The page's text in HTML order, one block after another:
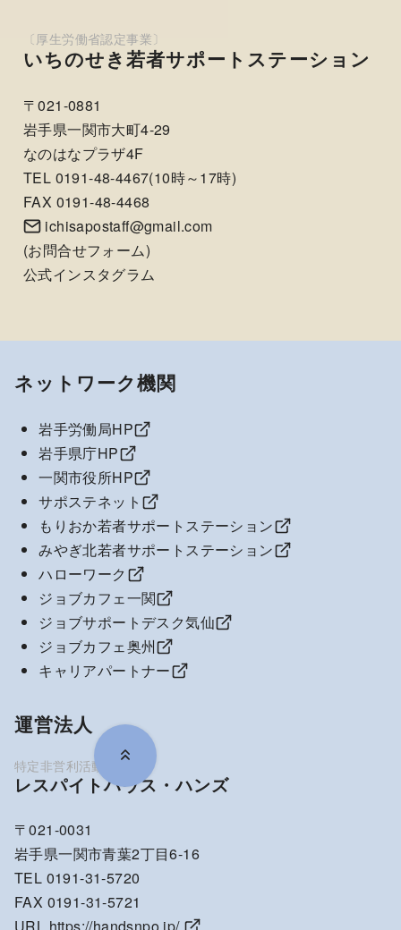
いちのせき若者サポートステーション
〒021-0881
岩手県一関市大町4-29
なのはなプラザ4F
TEL 0191-48-4467(10時～17時)
FAX 0191-48-4468
ichisapostaff@gmail.com
(お問合せフォーム)
公式インスタグラム
ネットワーク機関
岩手労働局HP
岩手県庁HP
一関市役所HP
サポステネット
もりおか若者サポートステーション
みやぎ北若者サポートステーション
ハローワーク
ジョブカフェ一関
ジョブサポートデスク気仙
ジョブカフェ奥州
キャリアパートナー
運営法人
レスパイトハウス・ハンズ
〒021-0031
岩手県一関市青葉2丁目6-16
TEL 0191-31-5720
FAX 0191-31-5721
URL https://handsnpo.jp/